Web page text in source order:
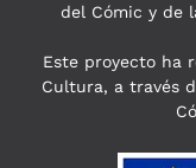
del Cómic y de
Este proyecto ha
Cultura, a través